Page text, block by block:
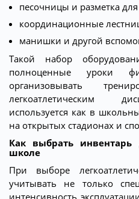
песочницы и разметка
координационные
манишки и другой
Такой набор
полноценные уроки
организовывать
легкоатлетическим
используется как в
на открытых стадионах и
Как выбрать
школе
При выборе
учитывать не только